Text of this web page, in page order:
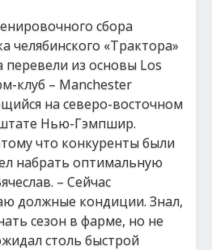
сбора
челябинского «Трактора»
перевели из основы Los
клуб – Manchester
на северо-восточном
Нью-Гэмпшир.
что конкуренты были
набрать оптимальную
– Сейчас
должные кондиции. Знал,
сезон в фарме, но не
столь быстрой